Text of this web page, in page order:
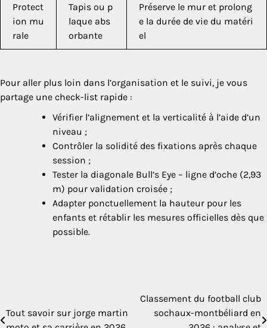
Protect
ion mu
rale
Tapis ou p
laque abs
orbante
Préserve le mur et prolong
e la durée de vie du matéri
el
Pour aller plus loin dans l’organisation et le suivi, je vous
partage une check-list rapide :
Vérifier l’alignement et la verticalité à l’aide d’un
niveau ;
Contrôler la solidité des fixations après chaque
session ;
Tester la diagonale Bull’s Eye – ligne d’oche (2,93
m) pour validation croisée ;
Adapter ponctuellement la hauteur pour les
enfants et rétablir les mesures officielles dès que
possible.
de
Tout savoir sur jorge martin
Classement du football club
sochaux-montbéliard en